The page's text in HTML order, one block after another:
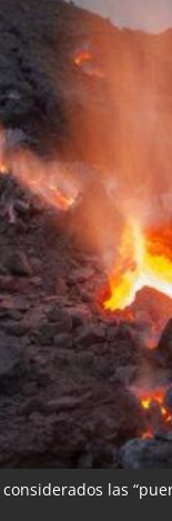
las